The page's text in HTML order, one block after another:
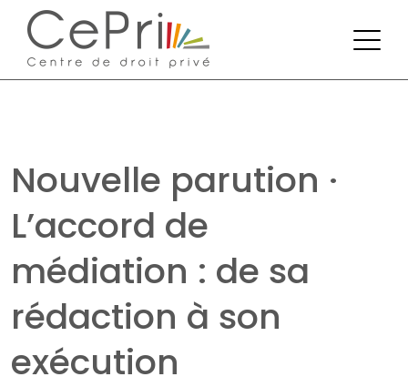
Nouvelle parution ·
L’accord de
médiation : de sa
rédaction à son
exécution